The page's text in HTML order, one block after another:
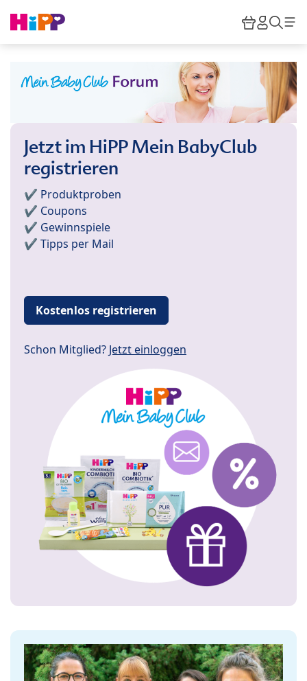
HiPP
Jetzt im HiPP Mein BabyClub
registrieren
✔️ Produktproben
✔️ Coupons
✔️ Gewinnspiele
✔️ Tipps per Mail
Kostenlos registrieren
Schon Mitglied? Jetzt einloggen